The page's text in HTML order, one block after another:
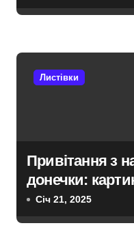
Листівки
Привітання з
донечки:
Січ 21, 2025